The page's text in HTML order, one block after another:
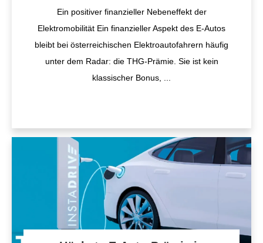
Ein positiver finanzieller Nebeneffekt der
Elektromobilität Ein finanzieller Aspekt des E-Autos
bleibt bei österreichischen Elektroautofahrern häufig
unter dem Radar: die THG-Prämie. Sie ist kein
klassischer Bonus,